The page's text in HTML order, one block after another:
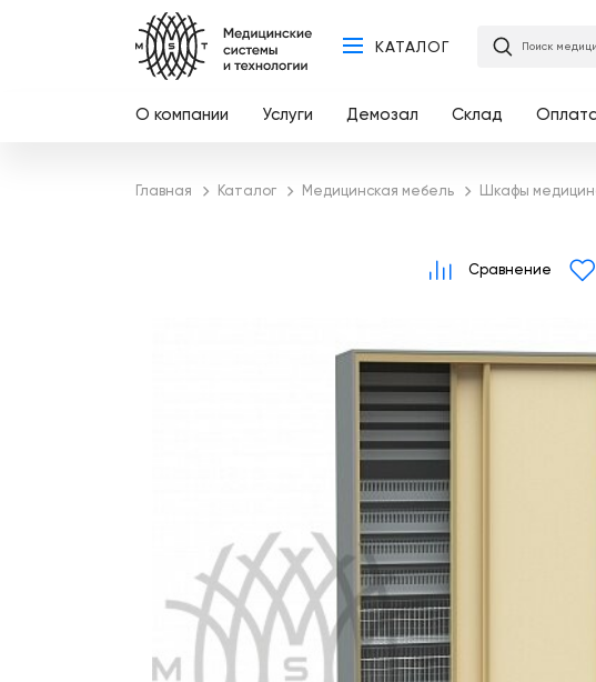
КАТАЛОГ Поиск
О компании Услуги Демозал Склад
Главная Каталог Медицинская мебель Шкафы
Сравнение